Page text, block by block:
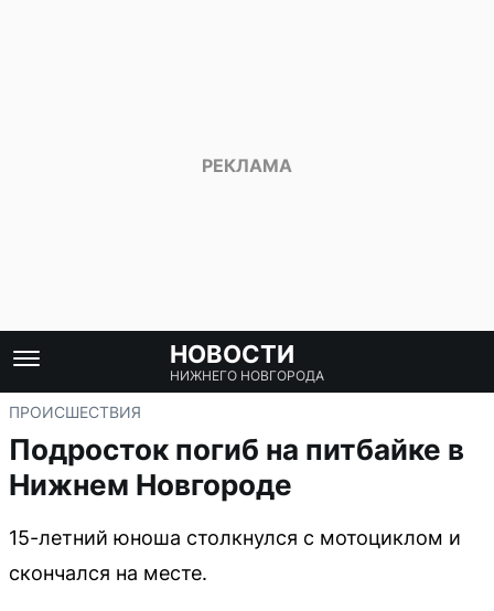
НОВОСТИ
НИЖНЕГО НОВГОРОДА
ПРОИСШЕСТВИЯ
Подросток погиб на питбайке в
Нижнем Новгороде
15-летний юноша столкнулся с мотоциклом и
скончался на месте.